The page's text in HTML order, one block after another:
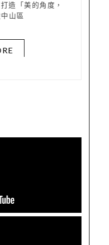
造「美的角度，
山區